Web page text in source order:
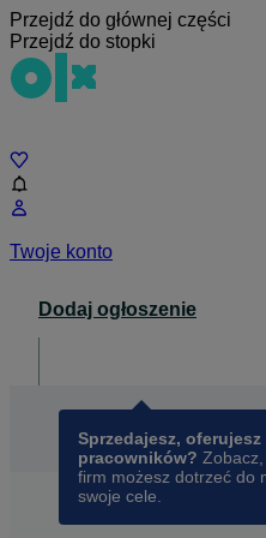
Przejdź do głównej części
Przejdź do stopki
Twoje konto
Dodaj ogłoszenie
Sprzedajesz,
pracowników?
firm możesz dotrzeć do
swoje cele.